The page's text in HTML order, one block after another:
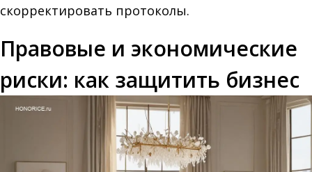
скорректировать протоколы.
Правовые и экономические
риски: как защитить бизнес